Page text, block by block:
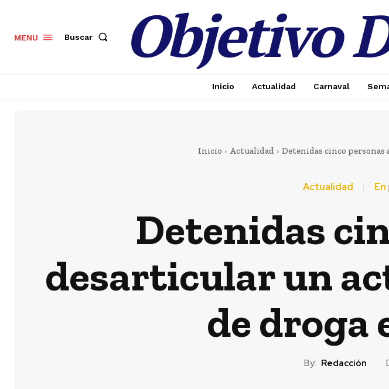
MENU Buscar Objetivo
Inicio Actualidad Carnaval
Inicio Actualidad Detenidas cinco
Actualidad
Detenidas
desarticular un
de droga
By: Redacción